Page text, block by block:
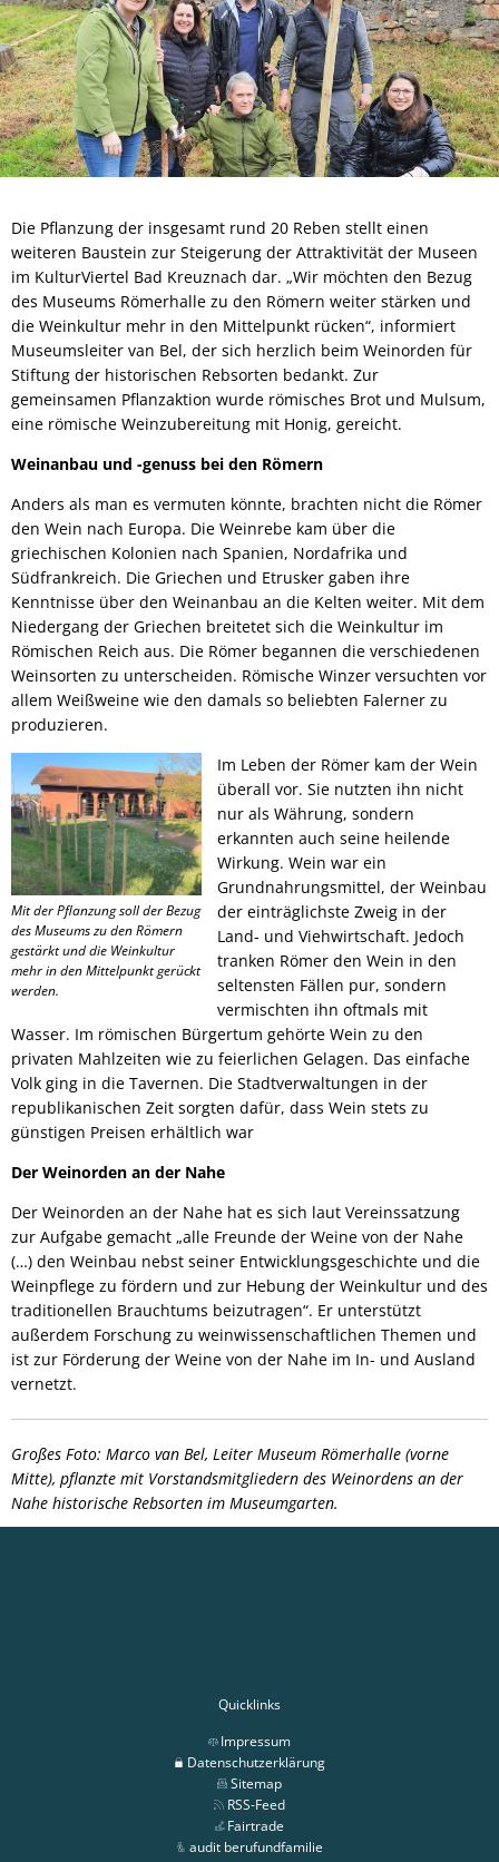
Die Pflanzung der insgesamt rund 20 Reben stellt einen
weiteren Baustein zur Steigerung der Attraktivität der Museen
im KulturViertel Bad Kreuznach dar. „Wir möchten den Bezug
des Museums Römerhalle zu den Römern weiter stärken und
die Weinkultur mehr in den Mittelpunkt rücken“, informiert
Museumsleiter van Bel, der sich herzlich beim Weinorden für
Stiftung der historischen Rebsorten bedankt. Zur
gemeinsamen Pflanzaktion wurde römisches Brot und Mulsum,
eine römische Weinzubereitung mit Honig, gereicht.
Weinanbau und -genuss bei den Römern
Anders als man es vermuten könnte, brachten nicht die Römer
den Wein nach Europa. Die Weinrebe kam über die
griechischen Kolonien nach Spanien, Nordafrika und
Südfrankreich. Die Griechen und Etrusker gaben ihre
Kenntnisse über den Weinanbau an die Kelten weiter. Mit dem
Niedergang der Griechen breitetet sich die Weinkultur im
Römischen Reich aus. Die Römer begannen die verschiedenen
Weinsorten zu unterscheiden. Römische Winzer versuchten vor
allem Weißweine wie den damals so beliebten Falerner zu
produzieren.
Mit der Pflanzung soll der Bezug
des Museums zu den Römern
gestärkt und die Weinkultur
mehr in den Mittelpunkt gerückt
werden.
Im Leben der Römer kam der Wein
überall vor. Sie nutzten ihn nicht
nur als Währung, sondern
erkannten auch seine heilende
Wirkung. Wein war ein
Grundnahrungsmittel, der Weinbau
der einträglichste Zweig in der
Land- und Viehwirtschaft. Jedoch
tranken Römer den Wein in den
seltensten Fällen pur, sondern
vermischten ihn oftmals mit
Wasser. Im römischen Bürgertum gehörte Wein zu den
privaten Mahlzeiten wie zu feierlichen Gelagen. Das einfache
Volk ging in die Tavernen. Die Stadtverwaltungen in der
republikanischen Zeit sorgten dafür, dass Wein stets zu
günstigen Preisen erhältlich war
Der Weinorden an der Nahe
Der Weinorden an der Nahe hat es sich laut Vereinssatzung
zur Aufgabe gemacht „alle Freunde der Weine von der Nahe
(…) den Weinbau nebst seiner Entwicklungsgeschichte und die
Weinpflege zu fördern und zur Hebung der Weinkultur und des
traditionellen Brauchtums beizutragen“. Er unterstützt
außerdem Forschung zu weinwissenschaftlichen Themen und
ist zur Förderung der Weine von der Nahe im In- und Ausland
vernetzt.
Großes Foto: Marco van Bel, Leiter Museum Römerhalle (vorne
Mitte), pflanzte mit Vorstandsmitgliedern des Weinordens an der
Nahe historische Rebsorten im Museumgarten.
Quicklinks
Impressum
Datenschutzerklärung
Sitemap
RSS-Feed
Fairtrade
audit berufundfamilie